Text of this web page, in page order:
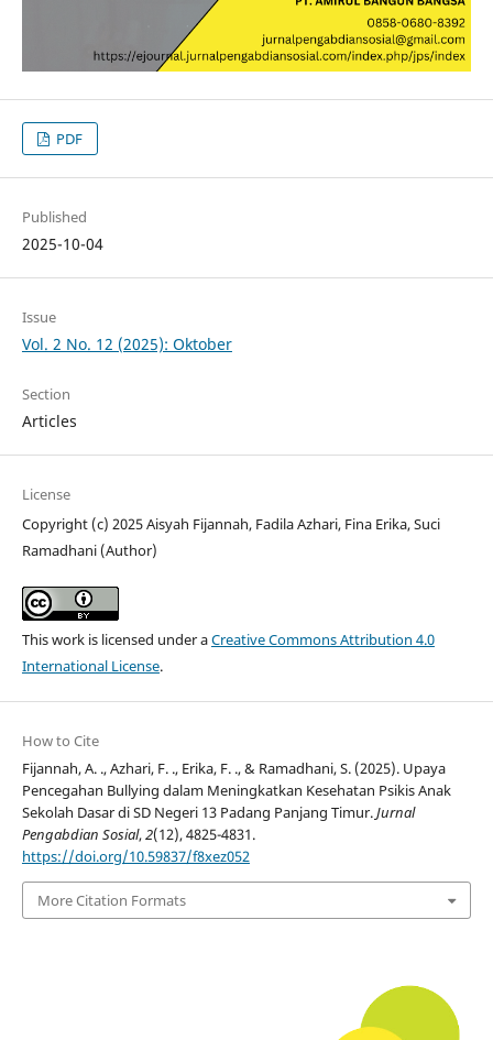
PDF
Published
2025-10-04
Issue
Vol. 2 No. 12 (2025): Oktober
Section
Articles
License
Copyright (c) 2025 Aisyah Fijannah, Fadila Azhari, Fina Erika, Suci
Ramadhani (Author)
This work is licensed under aCreative Commons Attribution 4.0
International License.
How to Cite
Fijannah, A. ., Azhari, F. ., Erika, F. ., & Ramadhani, S. (2025). Upaya
Pencegahan Bullying dalam Meningkatkan Kesehatan Psikis Anak
Sekolah Dasar di SD Negeri 13 Padang Panjang Timur.Jurnal
Pengabdian Sosial,2(12), 4825-4831.
https://doi.org/10.59837/f8xez052
More Citation Formats